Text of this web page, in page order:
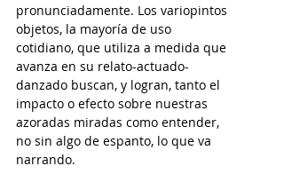
pronunciadamente. Los variopintos
objetos, la mayoría de uso
cotidiano, que utiliza a medida que
avanza en su relato-actuado-
danzado buscan, y logran, tanto el
impacto o efecto sobre nuestras
azoradas miradas como entender,
no sin algo de espanto, lo que va
narrando.